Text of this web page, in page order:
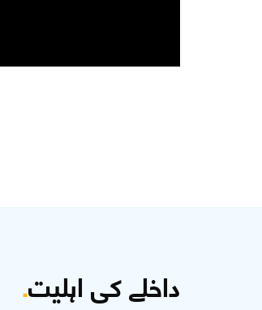
داخلے کی اہلیت.